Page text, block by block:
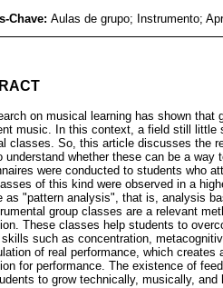
Chave: Aulas de grupo; Instrumento;
on musical learning has shown
music. In this context, a field still little
classes. So, this article discusses the
understand whether these can be a
were conducted to students who
of this kind were observed in a
as "pattern analysis", that is, analysis
group classes are a relevant
These classes help students to
such as concentration,
of real performance, which
for performance. The existence of
to grow technically, musically, and